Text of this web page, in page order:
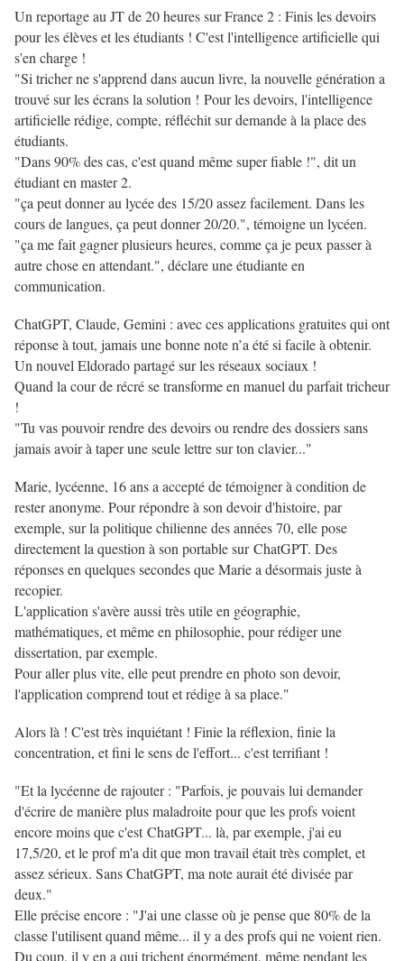
Un reportage au JT de 20 heures sur France 2 : Finis les devoirs
pour les élèves et les étudiants ! C'est l'intelligence artificielle qui
s'en charge !
"Si tricher ne s'apprend dans aucun livre, la nouvelle génération a
trouvé sur les écrans la solution ! Pour les devoirs, l'intelligence
artificielle rédige, compte, réfléchit sur demande à la place des
étudiants.
"Dans 90% des cas, c'est quand même super fiable !", dit un
étudiant en master 2.
"ça peut donner au lycée des 15/20 assez facilement. Dans les
cours de langues, ça peut donner 20/20.", témoigne un lycéen.
"ça me fait gagner plusieurs heures, comme ça je peux passer à
autre chose en attendant.", déclare une étudiante en
communication.
ChatGPT, Claude, Gemini : avec ces applications gratuites qui ont
réponse à tout, jamais une bonne note n’a été si facile à obtenir.
Un nouvel Eldorado partagé sur les réseaux sociaux !
Quand la cour de récré se transforme en manuel du parfait tricheur
!
"Tu vas pouvoir rendre des devoirs ou rendre des dossiers sans
jamais avoir à taper une seule lettre sur ton clavier..."
Marie, lycéenne, 16 ans a accepté de témoigner à condition de
rester anonyme. Pour répondre à son devoir d'histoire, par
exemple, sur la politique chilienne des années 70, elle pose
directement la question à son portable sur ChatGPT. Des
réponses en quelques secondes que Marie a désormais juste à
recopier.
L'application s'avère aussi très utile en géographie,
mathématiques, et même en philosophie, pour rédiger une
dissertation, par exemple.
Pour aller plus vite, elle peut prendre en photo son devoir,
l'application comprend tout et rédige à sa place."
Alors là ! C'est très inquiétant ! Finie la réflexion, finie la
concentration, et fini le sens de l'effort... c'est terrifiant !
"Et la lycéenne de rajouter : "Parfois, je pouvais lui demander
d'écrire de manière plus maladroite pour que les profs voient
encore moins que c'est ChatGPT... là, par exemple, j'ai eu
17,5/20, et le prof m'a dit que mon travail était très complet, et
assez sérieux. Sans ChatGPT, ma note aurait été divisée par
deux."
Elle précise encore : "J'ai une classe où je pense que 80% de la
classe l'utilisent quand même... il y a des profs qui ne voient rien.
Du coup, il y en a qui trichent énormément, même pendant les